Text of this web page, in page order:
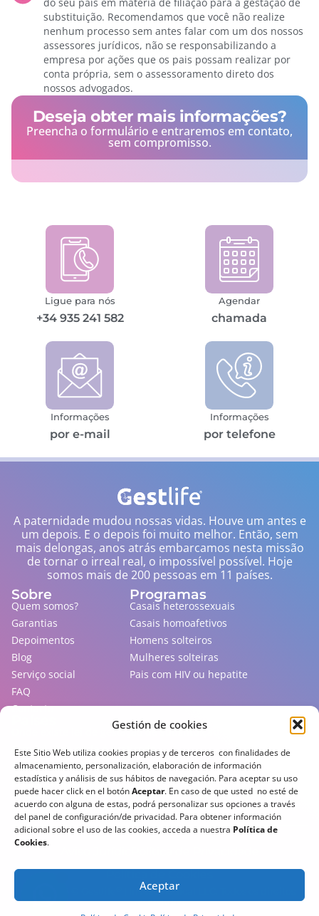
Gestión de cookies
Este Sitio Web utiliza cookies propias y de terceros con finalidades de
almacenamiento, personalización, elaboración de información
estadística y análisis de sus hábitos de navegación. Para aceptar su uso
puede hacer click en el botónAceptar. En caso de que usted no esté de
acuerdo con alguna de estas, podrá personalizar sus opciones a través
del panel de configuración/de privacidad. Para obtener información
adicional sobre el uso de las cookies, acceda a nuestra Política de
Cookies.
Aceptar
substituição. Recomendamos que você não realize
nenhum processo sem antes falar com um dos nossos
assessores jurídicos, não se responsabilizando a
empresa por ações que os pais possam realizar por
conta própria, sem o assessoramento direto dos
nossos advogados.
Deseja obter mais informações?
Preencha o formulário e entraremos em contato,
sem compromisso.
Ligue para nós
+34 935 241 582
Agendar
chamada
Informações
por e-mail
Informações
por telefone
A paternidade mudou nossas vidas. Houve um antes e
um depois. E o depois foi muito melhor. Então, sem
mais delongas, anos atrás embarcamos nesta missão
de tornar o irreal real, o impossível possível. Hoje
somos mais de 200 pessoas em 11 países.
Sobre
Quem somos?
Garantias
Depoimentos
Blog
Serviço social
FAQ
Contacto
Programas
Casais heterossexuais
Casais homoafetivos
Homens solteiros
Mulheres solteiras
Pais com HIV ou hepatite
Onde existe lei de gestação de substituição
Sem lei, mas onde é praticada
Que não permitem estrangeiros
Países perigosos
Assine nossa newsletter para ficar por dentro de
todas as novidades!
| Invest Medical LLC. Todos os direitos
reservados.